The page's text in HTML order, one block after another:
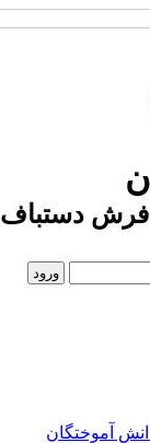
فرش دستباف
آموختگان